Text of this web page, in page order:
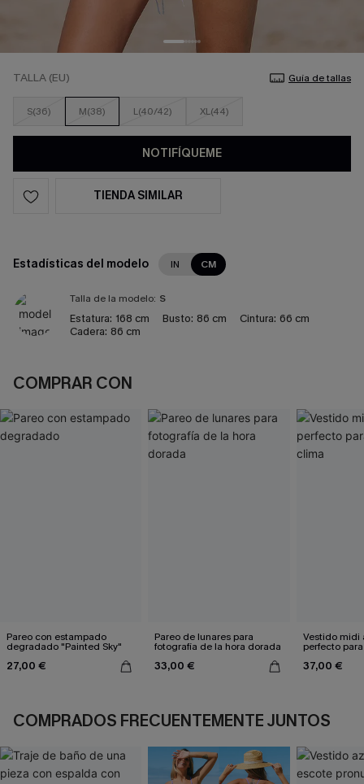
TALLA (EU) Guía de tallas
S(36) M(38) L(40/42) XL(44)
NOTIFÍQUEME
TIENDA SIMILAR
Estadísticas del modelo IN CM
Talla de la modelo: S
Estatura: 168 cm Busto: 86 cm Cintura: 66 cm
Cadera: 86 cm
COMPRAR CON
Pareo con estampado
degradado "Painted Sky"
27,00 €
Pareo de lunares para
fotografía de la hora dorada
33,00 €
Vestido midi
perfecto
clima
37,00 €
COMPRADOS FRECUENTEMENTE JUNTOS